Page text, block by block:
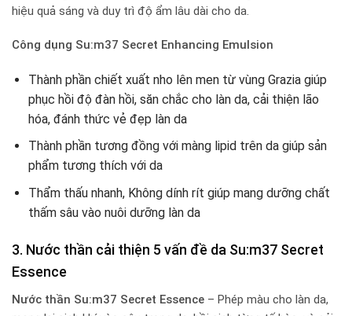
hiệu quả sáng và duy trì độ ẩm lâu dài cho da.
Công dụng Su:m37 Secret Enhancing Emulsion
Thành phần chiết xuất nho lên men từ vùng Grazia giúp
phục hồi độ đàn hồi, săn chắc cho làn da, cải thiện lão
hóa, đánh thức vẻ đẹp làn da
Thành phần tương đồng với màng lipid trên da giúp sản
phẩm tương thích với da
Thẩm thấu nhanh, Không dính rít giúp mang dưỡng chất
thấm sâu vào nuôi dưỡng làn da
3. Nước thần cải thiện 5 vấn đề da Su:m37 Secret
Essence
Nước thần Su:m37 Secret Essence – Phép màu cho làn da,